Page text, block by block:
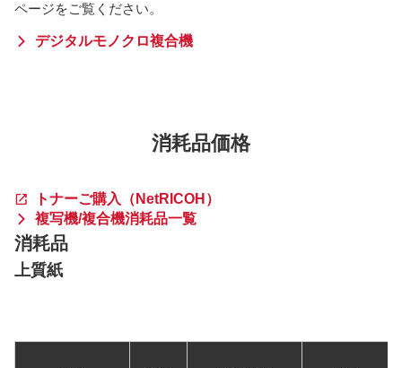
ページをご覧ください。
デジタルモノクロ複合機
消耗品価格
トナーご購入（NetRICOH）
複写機/複合機消耗品一覧
消耗品
上質紙